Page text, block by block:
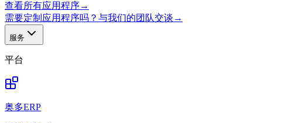
查看所有应用程序→
需要定制应用程序吗？与我们的团队交谈 →
服务
平台
奥多ERP